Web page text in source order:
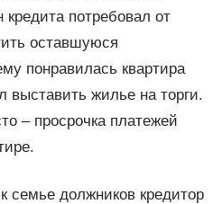
потребовал от
оставшуюся
понравилась квартира
выставить жилье на торги.
– просрочка платежей
семье должников кредитор